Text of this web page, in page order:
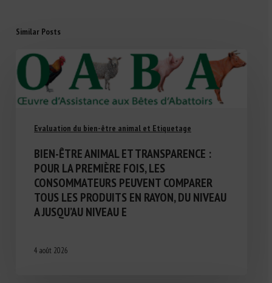
Similar Posts
Evaluation du bien-être animal et Etiquetage
BIEN-ÊTRE ANIMAL ET TRANSPARENCE :
POUR LA PREMIÈRE FOIS, LES
CONSOMMATEURS PEUVENT COMPARER
TOUS LES PRODUITS EN RAYON, DU NIVEAU
A JUSQU’AU NIVEAU E
4 août 2026